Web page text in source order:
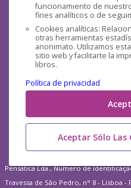
funcionamiento de
fines analíticos o de
Cookies analíticas:
otras herramientas
anonimato. Utilizamos
sitio web y facilitarte la
libros.
Política de privacidad
Aceptar Sólo Las
Redes
Pensática Lda., Número de
Travessa de São Pedro, n° 8 - Lisboa -